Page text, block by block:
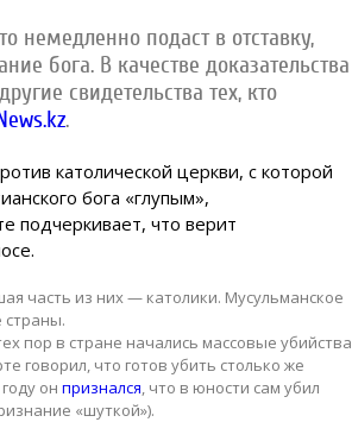
немедленно подаст в отставку,
бога. В качестве доказательства
свидетельства тех, кто
.
католической церкви, с которой
бога «глупым»,
подчеркивает, что верит
часть из них — католики. Мусульманское
страны.
пор в стране начались массовые убийства
говорил, что готов убить столько же
он признался, что в юности сам убил
«шуткой»).